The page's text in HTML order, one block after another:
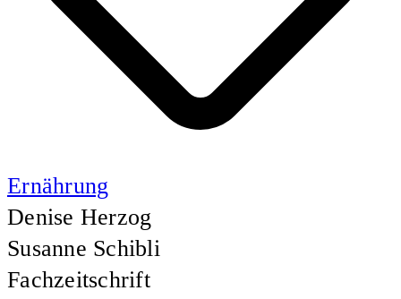
Ernährung
Denise Herzog
Susanne Schibli
Fachzeitschrift